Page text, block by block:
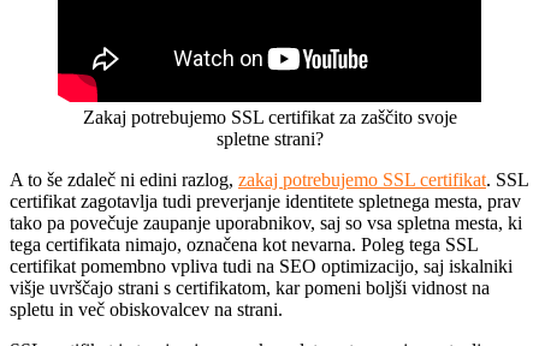
Zakaj potrebujemo SSL certifikat za zaščito svoje
spletne strani?
A to še zdaleč ni edini razlog, zakaj potrebujemo SSL certifikat. SSL
certifikat zagotavlja tudi preverjanje identitete spletnega mesta, prav
tako pa povečuje zaupanje uporabnikov, saj so vsa spletna mesta, ki
tega certifikata nimajo, označena kot nevarna. Poleg tega SSL
certifikat pomembno vpliva tudi na SEO optimizacijo, saj iskalniki
višje uvrščajo strani s certifikatom, kar pomeni boljši vidnost na
spletu in več obiskovalcev na strani.